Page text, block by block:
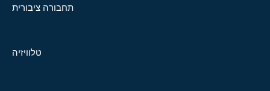
תחבורה ציבורית
טלוויזיה